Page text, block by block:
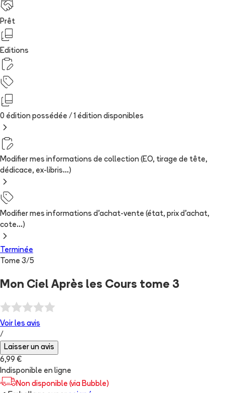
Prêt
Editions
0 édition possédée / 1 édition disponibles
Modifier mes informations de collection (EO, tirage de tête,
dédicace, ex-libris...)
Modifier mes informations d'achat-vente (état, prix d'achat,
cote...)
Terminée
Tome 3/5
Mon Ciel Après les Cours tome 3
Voir les avis
/
Laisser un avis
6,99 €
Indisponible en ligne
Non disponible (via Bubble)